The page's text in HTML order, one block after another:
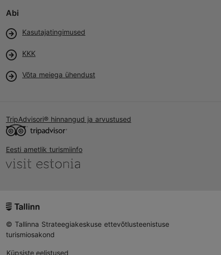
Abi
Kasutajatingimused
KKK
Võta meiega ühendust
TripAdvisori® hinnangud ja arvustused
Eesti ametlik turismiinfo
© Tallinna Strateegiakeskuse ettevõtlusteenistuse
turismiosakond
Küpsiste eelistused